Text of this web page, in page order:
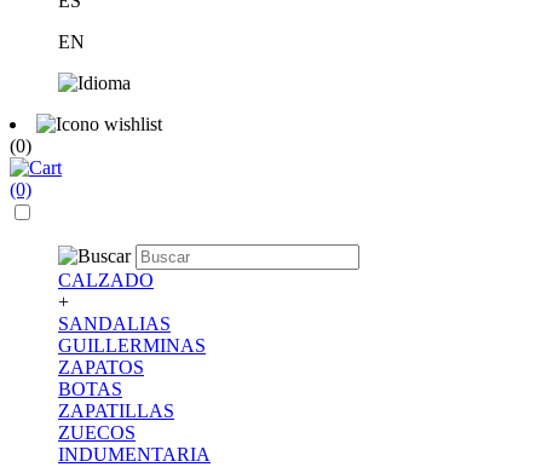
EN
(0)
(0)
CALZADO
+
SANDALIAS
GUILLERMINAS
ZAPATOS
BOTAS
ZAPATILLAS
ZUECOS
INDUMENTARIA